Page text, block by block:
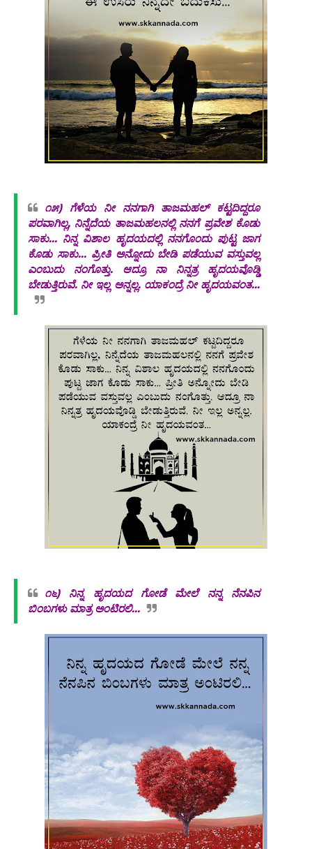
೧೫) ಗೆಳೆಯ ನೀ ನನಗಾಗಿ ತಾಜಮಹಲ್ ಕಟ್ಟದಿದ್ದರೂ
ಪರವಾಗಿಲ್ಲ, ನಿನ್ನೆದೆಯ ತಾಜಮಹಲನಲ್ಲಿ ನನಗೆ ಪ್ರವೇಶ ಕೊಡು
ಸಾಕು... ನಿನ್ನ ವಿಶಾಲ ಹೃದಯದಲ್ಲಿ ನನಗೊಂದು ಪುಟ್ಟ ಜಾಗ
ಕೊಡು ಸಾಕು... ಪ್ರೀತಿ ಅನ್ನೋದು ಬೇಡಿ ಪಡೆಯುವ ವಸ್ತುವಲ್ಲ
ಎಂಬುದು ನಂಗೊತ್ತು. ಆದ್ರೂ ನಾ ನಿನ್ನತ್ರ ಹೃದಯವೊಡ್ಡಿ
ಬೇಡುತ್ತಿರುವೆ. ನೀ ಇಲ್ಲ ಅನ್ನಲ್ಲ. ಯಾಕಂದ್ರೆ ನೀ ಹೃದಯವಂತ...
೧೬) ನಿನ್ನ ಹೃದಯದ ಗೋಡೆ ಮೇಲೆ ನನ್ನ ನೆನಪಿನ
ಬಿಂಬಗಳು ಮಾತ್ರ ಅಂಟಿರಲಿ...